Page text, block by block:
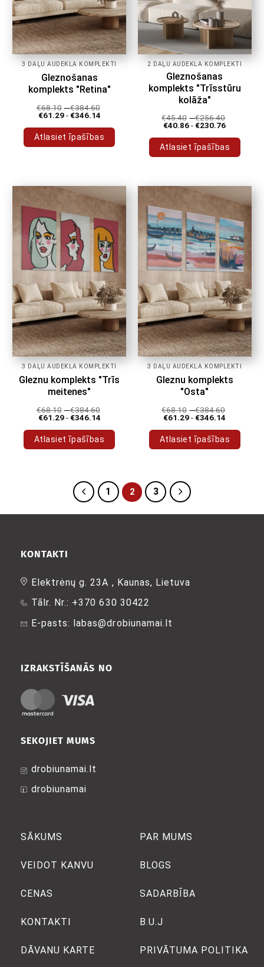
3 DAĻU AUDEKLA KOMPLEKTI
Gleznošanas
komplekts "Retina"
€68.10 -€384.60
€61.29-€346.14
Atlasiet īpašības
vairāki
varianti.
Variantus
var
izvēlēties
produkta
lapā
2 DAĻU AUDEKLA KOMPLEKTI
Gleznošanas
komplekts "Trīsstūru
kolāža"
€45.40 -€256.40
€40.86-€230.76
Atlasiet īpašības
ir
vairāki
varianti.
Variantus
var
izvēlēties
produkta
lapā
3 DAĻU AUDEKLA KOMPLEKTI
Gleznu komplekts "Trīs
meitenes"
€68.10 -€384.60
€61.29-€346.14
Atlasiet īpašības
vairāki
varianti.
Variantus
3 DAĻU AUDEKLA KOMPLEKTI
Gleznu komplekts
"Osta"
€68.10 -€384.60
€61.29-€346.14
Atlasiet īpašības
Variantus
1 2 3
SĀKUMS
VEIDOT KANVU
CENAS
KONTAKTI
DĀVANU KARTE
PAR MUMS
BLOGS
SADARBĪBA
B.U.J
PRIVĀTUMA POLITIKA
SEKOJIET MUMS
drobiunamai.lt
drobiunamai
IZRAKSTĪŠANĀS NO
KONTAKTI
Elektrėnų g. 23A , Kaunas, Lietuva
Tālr. Nr.: +370 630 30422
E-pasts: labas@drobiunamai.lt